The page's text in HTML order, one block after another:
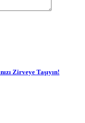
Zirveye Taşıyın!